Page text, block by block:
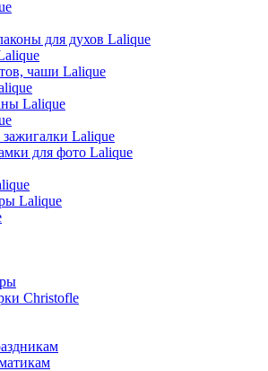
для духов Lalique
чаши Lalique
Lalique
Lalique
для фото Lalique
Lalique
Christofle